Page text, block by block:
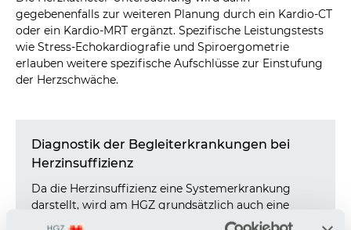
gegebenenfalls zur weiteren Planung durch ein Kardio-CT
oder ein Kardio-MRT ergänzt. Spezifische Leistungstests
wie Stress-Echokardiografie und Spiroergometrie
erlauben weitere spezifische Aufschlüsse zur Einstufung
der Herzschwäche.
Diagnostik der Begleiterkrankungen bei
Herzinsuffizienz
Da die Herzinsuffizienz eine Systemerkrankung
darstellt, wird am HGZ grundsätzlich auch eine
Umfelddiagnostik durchgeführt.